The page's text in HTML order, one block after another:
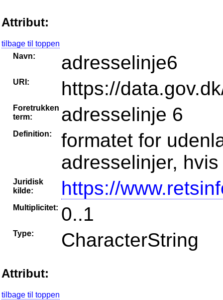
Attribut:
tilbage til toppen
Navn:
adresselinje6
URI: https://
Foretrukken
term:
adresselinje 6
Definition:
formatet for
adresselinjer,
Juridisk
kilde:
https://
Multiplicitet: 0..1
Type: CharacterString
Attribut:
tilbage til toppen